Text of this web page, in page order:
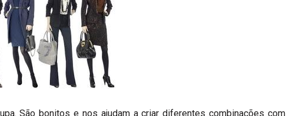
São bonitos e nos ajudam a criar diferentes combinações com